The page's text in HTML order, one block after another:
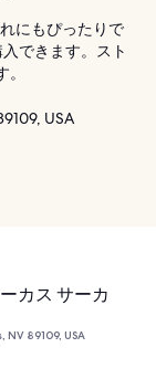
にもぴったりで
できます。スト
USA
カス サーカ
NV 89109, USA